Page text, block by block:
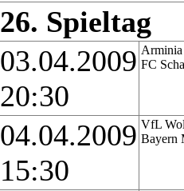
26. Spieltag
03.04.2009
20:30
FC
04.04.2009
15:30
VfL
Bayern